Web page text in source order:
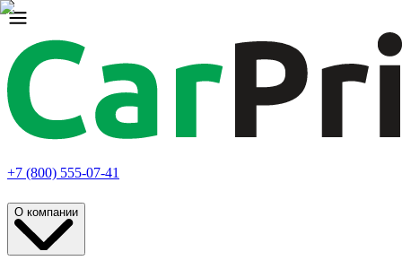
+7 (800) 555-07-41
О компании